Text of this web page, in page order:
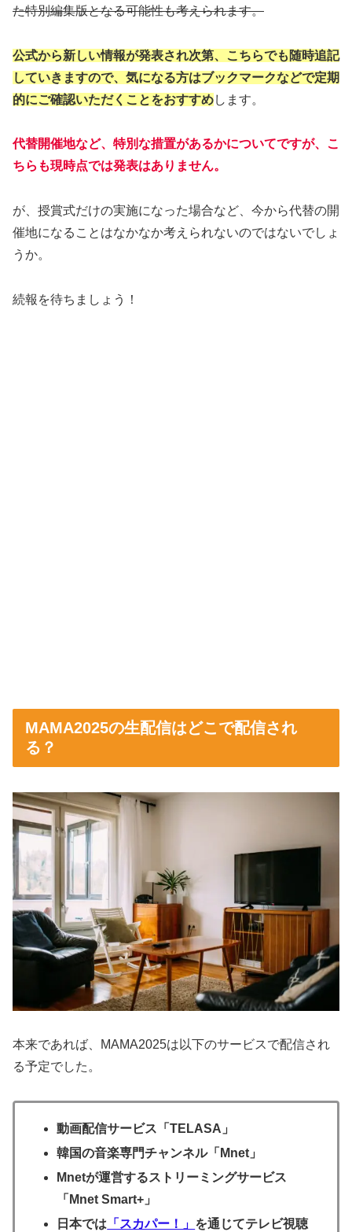
た特別編集版となる可能性も考えられます。
公式から新しい情報が発表され次第、こちらでも随時追記
していきますので、気になる方はブックマークなどで定期
的にご確認いただくことをおすすめします。
代替開催地など、特別な措置があるかについてですが、こ
ちらも現時点では発表はありません。
が、授賞式だけの実施になった場合など、今から代替の開
催地になることはなかなか考えられないのではないでしょ
うか。
続報を待ちましょう！
MAMA2025の生配信はどこで配信され
る？
本来であれば、MAMA2025は以下のサービスで配信され
る予定でした。
動画配信サービス「TELASA」
韓国の音楽専門チャンネル「Mnet」
Mnetが運営するストリーミングサービス
「Mnet Smart+」
日本では 「スカパー！」 を通じてテレビ視聴